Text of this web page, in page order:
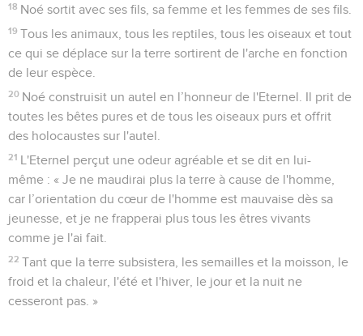
18 Noé sortit avec ses fils, sa femme et les femmes de ses fils.
19 Tous les animaux, tous les reptiles, tous les oiseaux et tout
ce qui se déplace sur la terre sortirent de l'arche en fonction
de leur espèce.
20 Noé construisit un autel en l’honneur de l'Eternel. Il prit de
toutes les bêtes pures et de tous les oiseaux purs et offrit
des holocaustes sur l'autel.
21 L'Eternel perçut une odeur agréable et se dit en lui-
même : « Je ne maudirai plus la terre à cause de l'homme,
car l’orientation du cœur de l'homme est mauvaise dès sa
jeunesse, et je ne frapperai plus tous les êtres vivants
comme je l'ai fait.
22 Tant que la terre subsistera, les semailles et la moisson, le
froid et la chaleur, l'été et l'hiver, le jour et la nuit ne
cesseront pas. »